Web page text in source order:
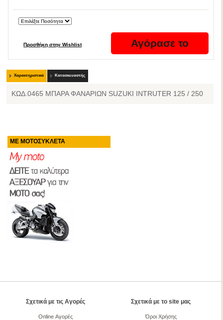
Χαρακτηριστικά Κατασκευαστής
ΚΩΔ.0465 ΜΠΑΡΑ ΦΑΝΑΡΙΩΝ SUZUKI INTRUTER 125 / 250
ΜΕ ΜΟΤΟΣΥΚΛΕΤΑ
Σχετικά με τις Αγορές
Online Αγορές
Σχετικά με το site μας
Όροι Χρήσης